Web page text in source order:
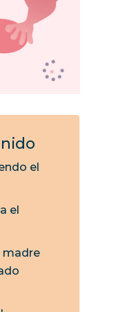
el
el
madre